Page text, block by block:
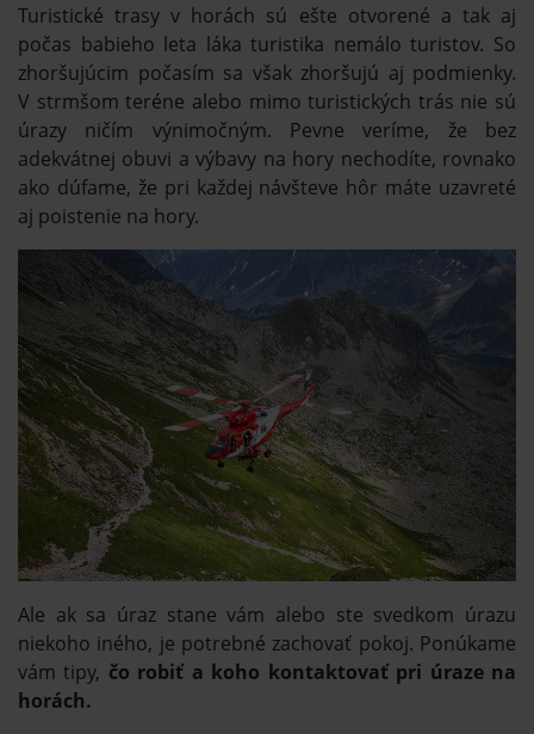
Turistické trasy v horách sú ešte otvorené a tak aj
počas babieho leta láka turistika nemálo turistov. So
zhoršujúcim počasím sa však zhoršujú aj podmienky.
V strmšom teréne alebo mimo turistických trás nie sú
úrazy ničím výnimočným. Pevne veríme, že bez
adekvátnej obuvi a výbavy na hory nechodíte, rovnako
ako dúfame, že pri každej návšteve hôr máte uzavreté
aj poistenie na hory.
Ale ak sa úraz stane vám alebo ste svedkom úrazu
niekoho iného, je potrebné zachovať pokoj. Ponúkame
vám tipy, čo robiť a koho kontaktovať pri úraze na
horách.